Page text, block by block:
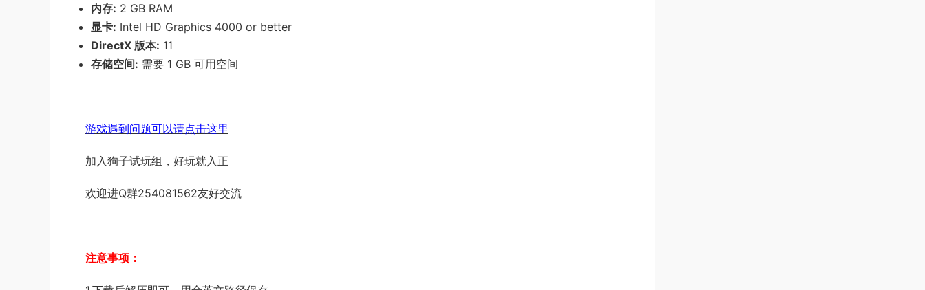
内存: 2 GB RAM
显卡: Intel HD Graphics 4000 or better
DirectX 版本: 11
存储空间: 需要 1 GB 可用空间
游戏遇到问题可以请点击这里
加入狗子试玩组，好玩就入正
欢迎进Q群254081562友好交流
注意事项：